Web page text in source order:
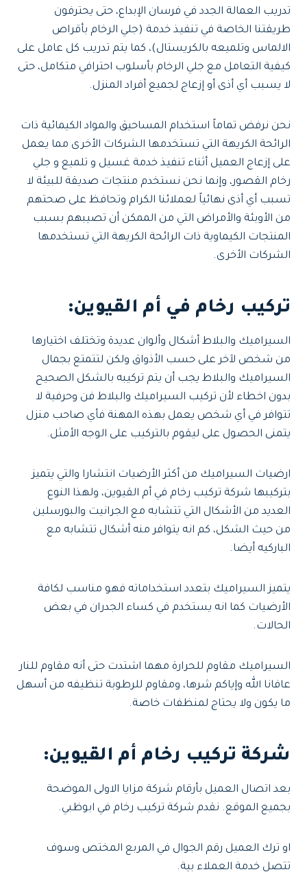
تدريب العمالة الجدد في فرسان الإبداع، حتى يحترفون
طريقتنا الخاصة في تنفيذ خدمة (جلي الرخام بأقراص
الالماس وتلميعه بالكريستال)، كما يتم تدريب كل عامل على
كيفية التعامل مع جلي الرخام بأسلوب احترافي متكامل، حتى
لا يسبب أي أذى أو إزعاج لجميع أفراد المنزل.
نحن نرفض تماماً استخدام المساحيق والمواد الكيمائية ذات
الرائحة الكريهة التي تستخدمها الشركات الأخرى مما يعمل
على إزعاج العميل أثناء تنفيذ خدمة غسيل و تلميع و جلي
رخام القصور، وإنما نحن نستخدم منتجات صديقة للبيئة لا
تسبب أي أذى نهائياً لعملائنا الكرام وتحافظ على صحتهم
من الأوبئة والأمراض التي من الممكن أن تصيبهم بسبب
المنتجات الكيماوية ذات الرائحة الكريهة التي تستخدمها
الشركات الأخرى.
تركيب رخام في أم القيوين:
السيراميك والبلاط أشكال وألوان عديدة وتختلف اختيارها
من شخص لآخر على حسب الأذواق ولكن لتتمتع بجمال
السيراميك والبلاط يجب أن يتم تركيبه بالشكل الصحيح
بدون اخطاء لأن تركيب السيراميك والبلاط فن وحرفية لا
تتوافر في أي شخص يعمل بهذه المهنة فأي صاحب منزل
يتمنى الحصول على ليقوم بالتركيب على الوجه الأمثل.
ارضيات السيراميك من أكثر الأرضيات انتشارا والتي يتميز
بتركيبها شركة تركيب رخام في أم القيوين، ولهذا النوع
العديد من الأشكال التي تتشابه مع الجرانيت والبورسلين
من حيث الشكل، كم انه يتوافر منه أشكال تتشابه مع
الباركيه أيضا.
يتميز السيراميك بتعدد استخداماته فهو مناسب لكافة
الأرضيات كما انه يستخدم في كساء الجدران في بعض
الحالات.
السيراميك مقاوم للحرارة مهما اشتدت حتى أنه مقاوم للنار
عافانا الله وإياكم شرها، ومقاوم للرطوبة تنظيفه من أسهل
ما يكون ولا يحتاج لمنظفات خاصة.
شركة تركيب رخام أم القيوين:
بعد اتصال العميل بأرقام شركة مزايا الاولى الموضحة
بجميع الموقع. نقدم شركة تركيب رخام في ابوظبي.
او ترك العميل رقم الجوال في المربع المختص وسوف
تتصل خدمة العملاء بية.